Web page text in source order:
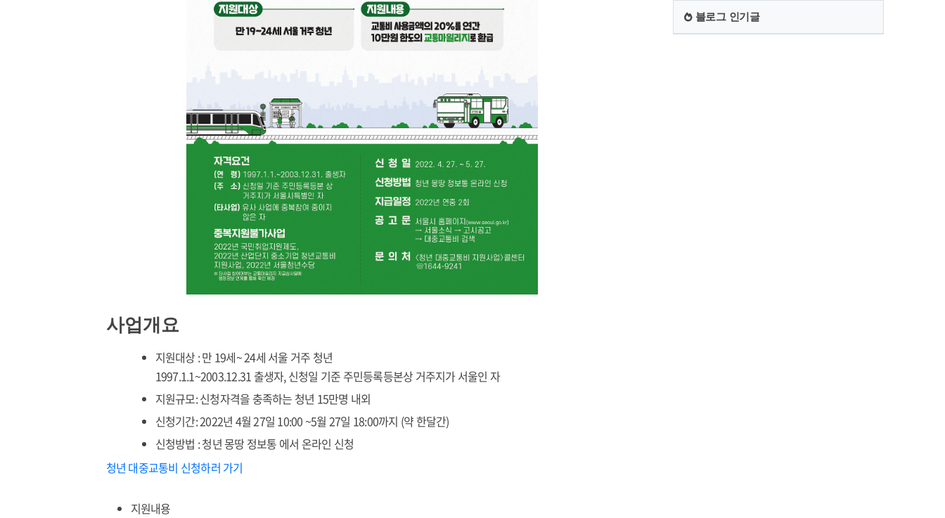
사업개요
지원대상 : 만 19세~ 24세 서울 거주 청년
1997.1.1~2003.12.31 출생자, 신청일 기준 주민등록등본상 거주지가 서울인 자
지원규모: 신청자격을 충족하는 청년 15만명 내외
신청기간: 2022년 4월 27일 10:00 ~5월 27일 18:00까지 (약 한달간)
신청방법 : 청년 몽땅 정보통 에서 온라인 신청
청년 대중교통비 신청하러 가기
지원내용
블로그 인기글